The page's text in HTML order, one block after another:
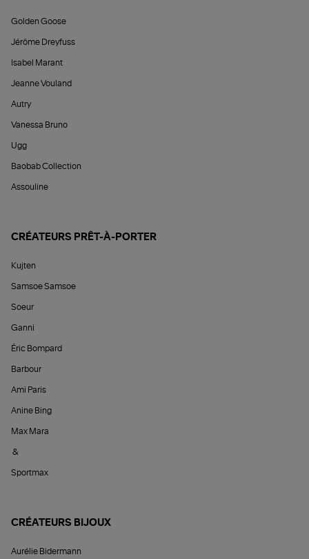
Golden Goose
Jérôme Dreyfuss
Isabel Marant
Jeanne Vouland
Autry
Vanessa Bruno
Ugg
Baobab Collection
Assouline
CRÉATEURS PRÊT-À-PORTER
Kujten
Samsoe Samsoe
Soeur
Ganni
Éric Bompard
Barbour
Ami Paris
Anine Bing
Max Mara
&
Sportmax
CRÉATEURS BIJOUX
Aurélie Bidermann